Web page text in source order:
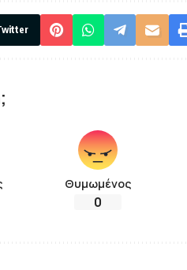
Θυμωμένος
0